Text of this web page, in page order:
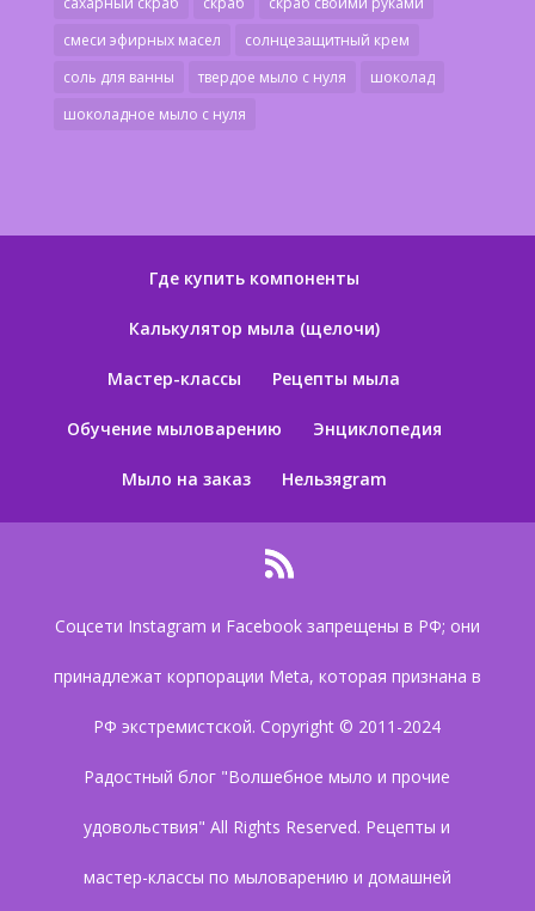
смеси эфирных масел
солнцезащитный крем
соль для ванны
твердое мыло с нуля
шоколад
шоколадное мыло с нуля
Где купить компоненты
Калькулятор мыла (щелочи)
Мастер-классы Рецепты мыла
Обучение мыловарению Энциклопедия
Мыло на заказ Нельзяgram
Соцсети Instagram и Facebook запрещены в РФ; они
принадлежат корпорации Meta, которая признана в
РФ экстремистской. Copyright © 2011-2024
Радостный блог "Волшебное мыло и прочие
удовольствия" All Rights Reserved. Рецепты и
мастер-классы по мыловарению и домашней